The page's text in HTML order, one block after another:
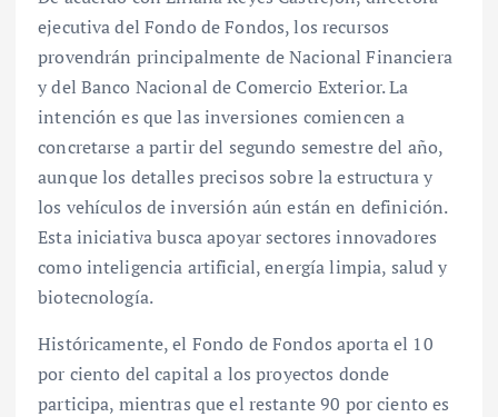
ejecutiva del Fondo de Fondos, los recursos
provendrán principalmente de Nacional Financiera
y del Banco Nacional de Comercio Exterior. La
intención es que las inversiones comiencen a
concretarse a partir del segundo semestre del año,
aunque los detalles precisos sobre la estructura y
los vehículos de inversión aún están en definición.
Esta iniciativa busca apoyar sectores innovadores
como inteligencia artificial, energía limpia, salud y
biotecnología.
Históricamente, el Fondo de Fondos aporta el 10
por ciento del capital a los proyectos donde
participa, mientras que el restante 90 por ciento es